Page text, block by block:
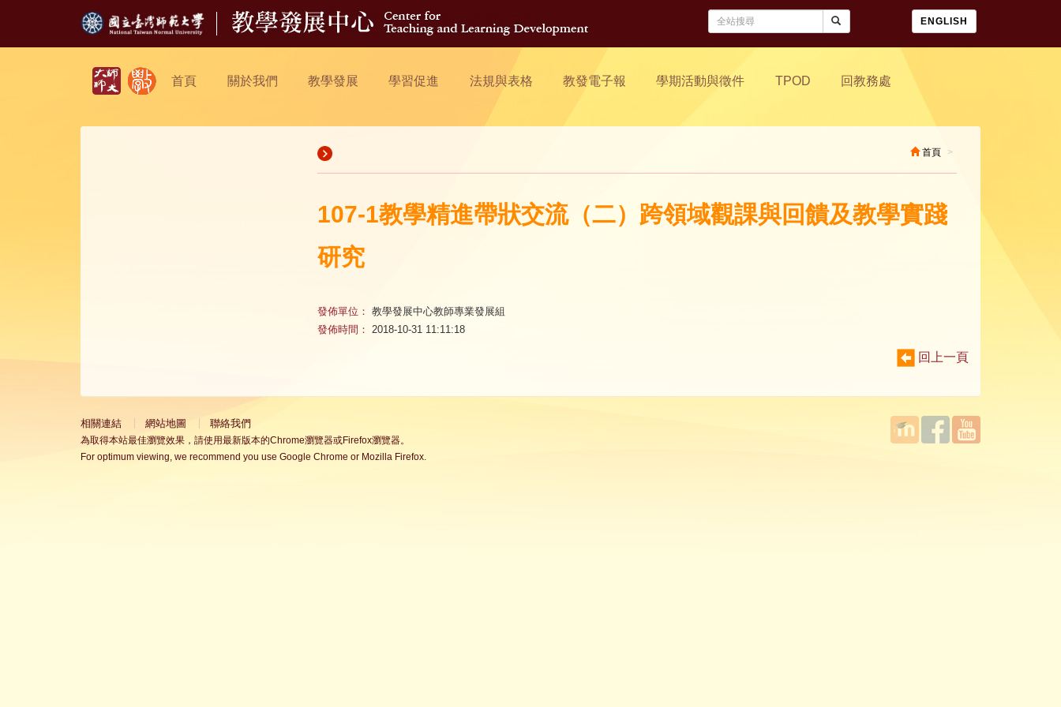
ENGLISH
首頁 關於我們 教學發展 學習促進 法規與表格 教發電子報 學期活動與徵件 TPOD 回教務處
首頁
107-1教學精進帶狀交流（二）跨領域觀課與回饋及教學實踐
研究
發佈單位： 教學發展中心教師專業發展組
發佈時間： 2018-10-31 11:11:18
回上一頁
相關連結 網站地圖 聯絡我們
為取得本站最佳瀏覽效果，請使用最新版本的Chrome瀏覽器或Firefox瀏覽器。
For optimum viewing, we recommend you use Google Chrome or Mozilla Firefox.